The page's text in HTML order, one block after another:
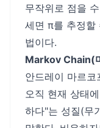
무작위로 점을
세면 π를 추정
법이다.
Markov Chain(
안드레이 마르
오직 현재 상태
하다"는 성질(무